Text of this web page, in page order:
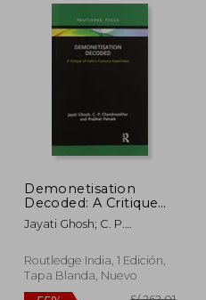
55%
Demonetisation
Decoded: A Critique
of India's Currency
Experiment (en
Jayati Ghosh; C. P.
Patnaik
Routledge India, 1 Edición,
Tapa Blanda, Nuevo